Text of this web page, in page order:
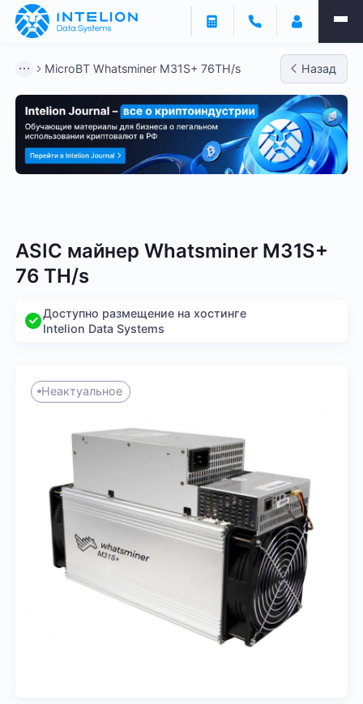
MicroBT Whatsminer M31S+ 76TH/s Назад
ASIC майнер Whatsminer M31S+
76 TH/s
Доступно размещение на хостинге
Intelion Data Systems
Неактуальное